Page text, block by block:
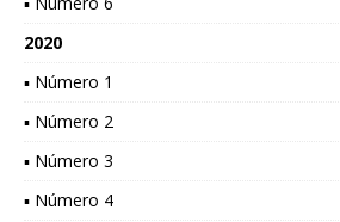
2020
▪ Número 1
▪ Número 2
▪ Número 3
▪ Número 4